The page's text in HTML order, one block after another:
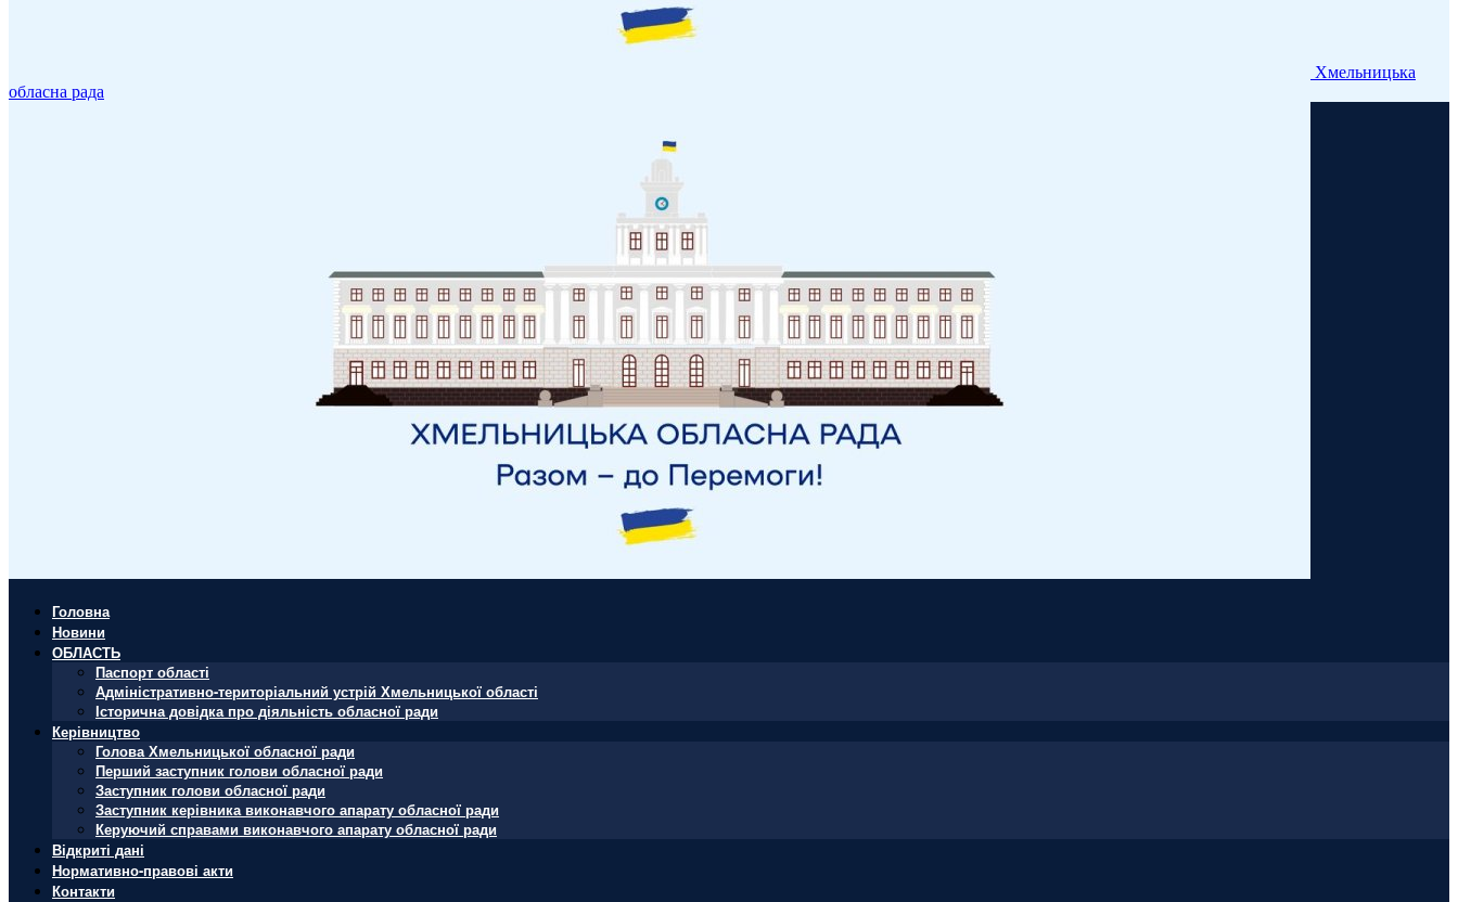
Хмельницька
обласна рада
Головна
Новини
ОБЛАСТЬ
Паспорт області
Адміністративно-територіальний устрій Хмельницької області
Історична довідка про діяльність обласної ради
Керівництво
Голова Хмельницької обласної ради
Перший заступник голови обласної ради
Заступник голови обласної ради
Заступник керівника виконавчого апарату обласної ради
Керуючий справами виконавчого апарату обласної ради
Відкриті дані
Нормативно-правові акти
Контакти